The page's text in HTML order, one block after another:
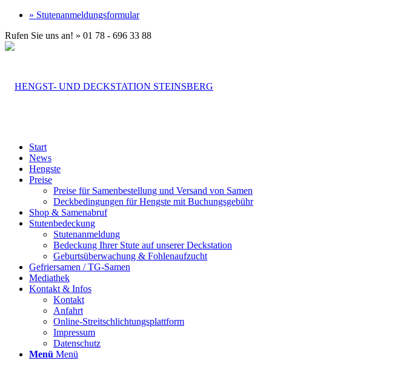
» Stutenanmeldungsformular
Rufen Sie uns an! » 01 78 - 696 33 88
Start
News
Hengste
Preise
Preise für Samenbestellung und Versand von Samen
Deckbedingungen für Hengste mit Buchungsgebühr
Shop & Samenabruf
Stutenbedeckung
Stutenanmeldung
Bedeckung Ihrer Stute auf unserer Deckstation
Geburtsüberwachung & Fohlenaufzucht
Gefriersamen / TG-Samen
Mediathek
Kontakt & Infos
Kontakt
Anfahrt
Online-Streitschlichtungsplattform
Impressum
Datenschutz
Menü Menü